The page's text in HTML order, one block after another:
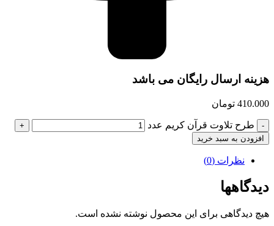
هزینه ارسال رایگان می باشد
410.000 تومان
طرح تلاوت قرآن کریم عدد
افزودن به سبد خرید
نظرات (0)
دیدگاهها
هیچ دیدگاهی برای این محصول نوشته نشده است.